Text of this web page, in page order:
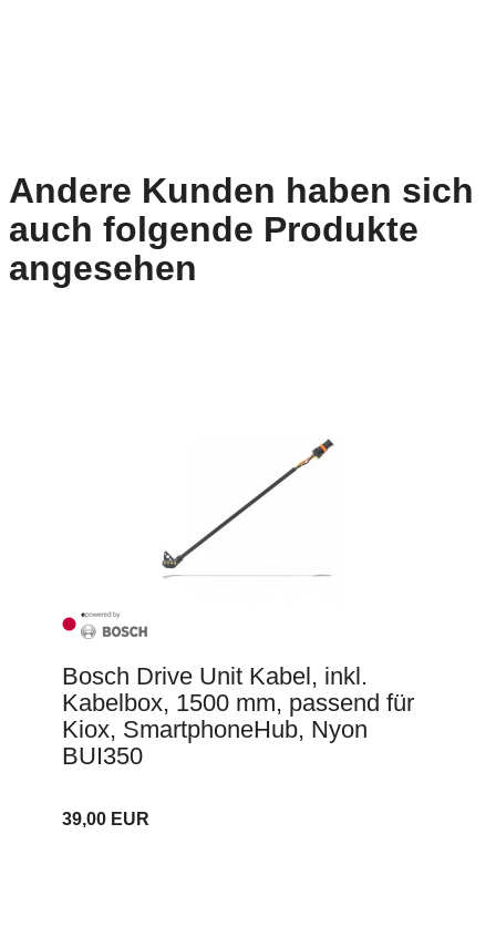
Andere Kunden haben sich
auch folgende Produkte
angesehen
Bosch Drive Unit Kabel, inkl.
Kabelbox, 1500 mm, passend für
Kiox, SmartphoneHub, Nyon
BUI350
39,00 EUR